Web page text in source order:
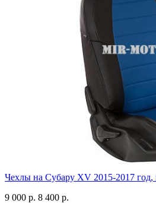
Чехлы на Субару XV 2015-2017
9 000 р. 8 400 р.